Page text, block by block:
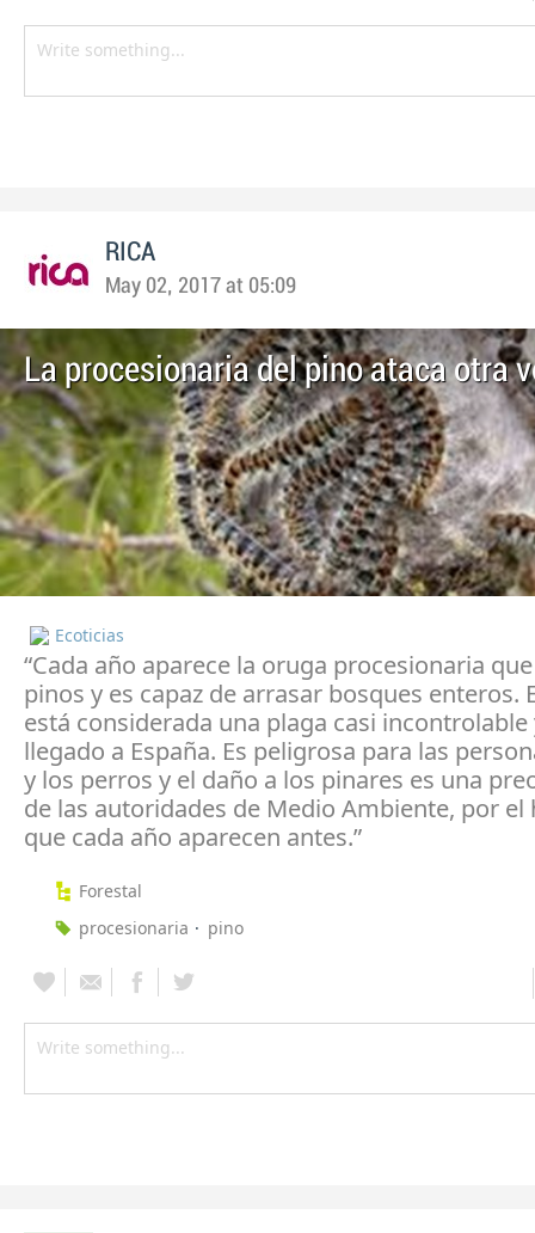
RICA
May 02, 2017 at 05:09
La procesionaria del pino ataca otra
Ecoticias
“Cada año aparece la oruga procesionaria
pinos y es capaz de arrasar bosques enteros.
está considerada una plaga casi incontrolable
llegado a España. Es peligrosa para las
y los perros y el daño a los pinares es una
de las autoridades de Medio Ambiente, por el
que cada año aparecen antes.”
Forestal
procesionaria
pino